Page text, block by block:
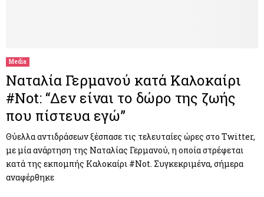
Media
Ναταλία Γερμανού κατά Καλοκαίρι
#Not: “Δεν είναι το δώρο της ζωής
που πίστευα εγώ”
Θύελλα αντιδράσεων ξέσπασε τις τελευταίες ώρες στο Twitter,
με μία ανάρτηση της Ναταλίας Γερμανού, η οποία στρέφεται
κατά της εκπομπής Καλοκαίρι #Not. Συγκεκριμένα, σήμερα
αναφέρθηκε